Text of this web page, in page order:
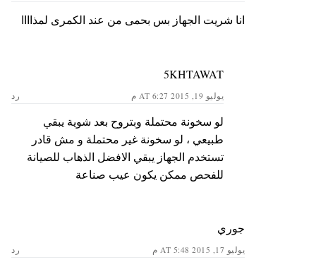
انا شريت الجهاز بس بحمى من عند الكمرى لمذاااا
5KHTAWAT
يوليو 19, 2015 AT 6:27 م رد
لو سخونة محتملة وبتروح بعد شوية يبقي
طبيعي ، لو سخونة غير محتملة و مش قادر
تستخدم الجهاز يبقي الافضل الذهاب للصيانة
للفحص ممكن يكون عيب صناعة
جوري
يوليو 17, 2015 AT 5:48 م رد